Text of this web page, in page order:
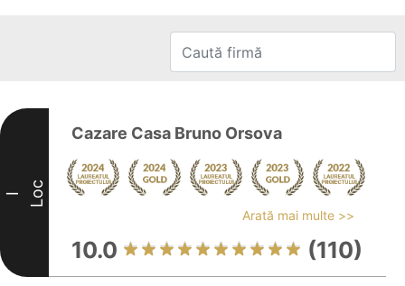
I Loc
Cazare Casa Bruno Orsova
Arată mai multe >>
10.0 (110)